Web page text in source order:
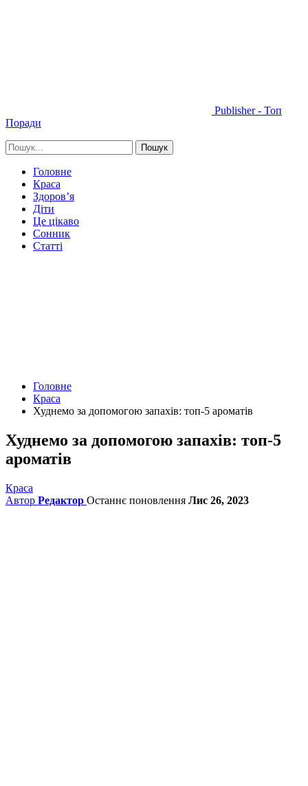
Publisher - Топ
Поради
Головне
Краса
Здоров’я
Діти
Це цікаво
Сонник
Статті
Головне
Краса
Худнемо за допомогою запахів: топ-5 ароматів
Худнемо за допомогою запахів: топ-5
ароматів
Краса
Автор Редактор Останнє поновлення Лис 26, 2023